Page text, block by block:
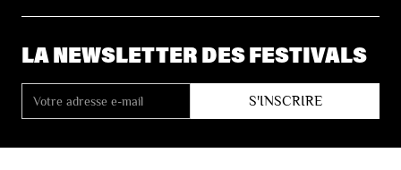
LA NEWSLETTER DES FESTIVALS